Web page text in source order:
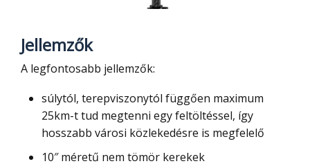
Jellemzők
A legfontosabb jellemzők:
súlytól, terepviszonytól függően maximum
25km-t tud megtenni egy feltöltéssel, így
hosszabb városi közlekedésre is megfelelő
10″ méretű nem tömör kerekek